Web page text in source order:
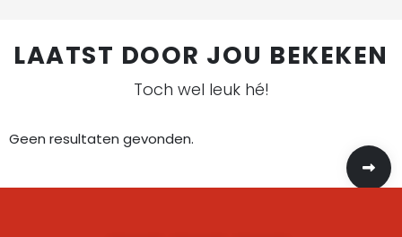
LAATST DOOR JOU BEKEKEN
Toch wel leuk hé!
Geen resultaten gevonden.